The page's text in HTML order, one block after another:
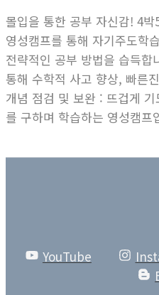
몰입을 통한 공부 자신감! 4
영성캠프를 통해 자기주도학
전략적인 공부 방법을 습득
통해 수학적 사고 향상, 빠른
개념 점검 및 보완 : 뜨겁게
를 구하며 학습하는 영성캠
YouTube